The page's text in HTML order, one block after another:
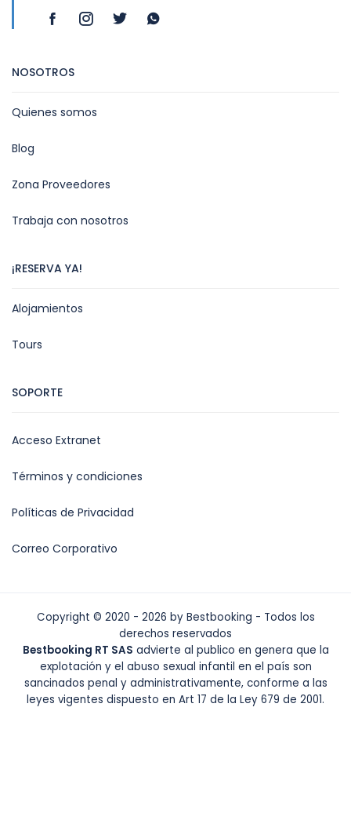
NOSOTROS
Quienes somos
Blog
Zona Proveedores
Trabaja con nosotros
¡RESERVA YA!
Alojamientos
Tours
SOPORTE
Acceso Extranet
Términos y condiciones
Políticas de Privacidad
Correo Corporativo
Copyright © 2020 - 2026 by Bestbooking - Todos los
derechos reservados
Bestbooking RT SAS advierte al publico en genera que la
explotación y el abuso sexual infantil en el país son
sancinados penal y administrativamente, conforme a las
leyes vigentes dispuesto en Art 17 de la Ley 679 de 2001.